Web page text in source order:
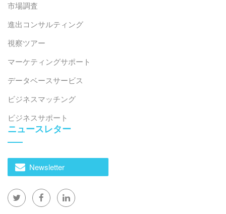
市場調査
進出コンサルティング
視察ツアー
マーケティングサポート
データベースサービス
ビジネスマッチング
ビジネスサポート
ニュースレター
Newsletter